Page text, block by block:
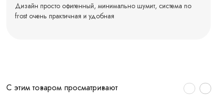
Дизайн просто офигенный, минимально шумит, система no
frost очень практичная и удобная
С этим товаром просматривают